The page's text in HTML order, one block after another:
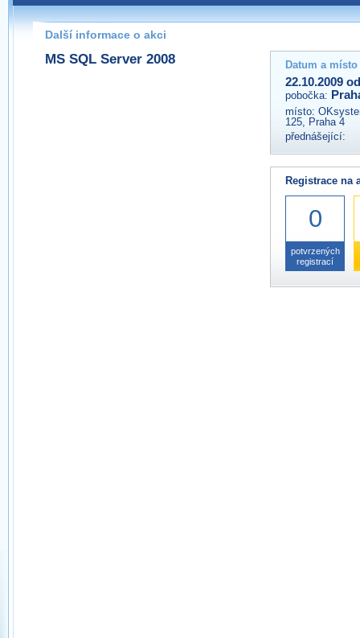
Pokud máte jakýkoliv dotaz na organizátory této akce,
prosím neváhejte nás kontaktovat na e-mailu:
praha@wug.cz
Další informace o akci
MS SQL Server 2008 Datum a
22.10.2009
pobočka:
místo:
125, Praha 4
přednášející:
Registrace na
0
potvrzených
registrací